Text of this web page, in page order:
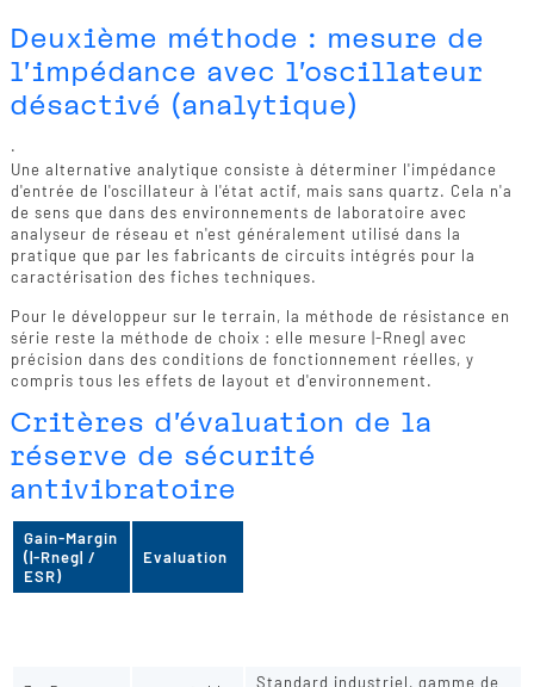
Deuxième méthode : mesure de
l'impédance avec l'oscillateur
désactivé (analytique)
.
Une alternative analytique consiste à déterminer l'impédance
d'entrée de l'oscillateur à l'état actif, mais sans quartz. Cela n'a
de sens que dans des environnements de laboratoire avec
analyseur de réseau et n'est généralement utilisé dans la
pratique que par les fabricants de circuits intégrés pour la
caractérisation des fiches techniques.
Pour le développeur sur le terrain, la méthode de résistance en
série reste la méthode de choix : elle mesure |-Rneg| avec
précision dans des conditions de fonctionnement réelles, y
compris tous les effets de layout et d'environnement.
Critères d'évaluation de la
réserve de sécurité
antivibratoire
Gain-Margin
(|-Rneg| /
ESR)
Evaluation
Standard industriel, gamme de